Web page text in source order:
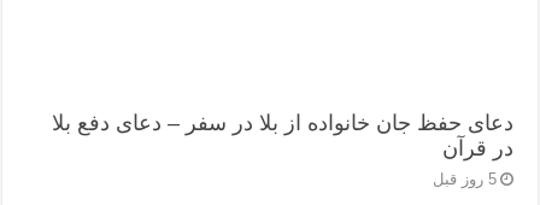
دعای حفظ جان خانواده از بلا در سفر – دعای دفع بلا
در قرآن
5 روز قبل